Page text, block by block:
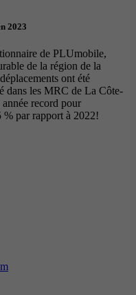
2023
de PLUmobile,
de la région de la
ont été
dans les MRC de La Côte-
record pour
par rapport à 2022!